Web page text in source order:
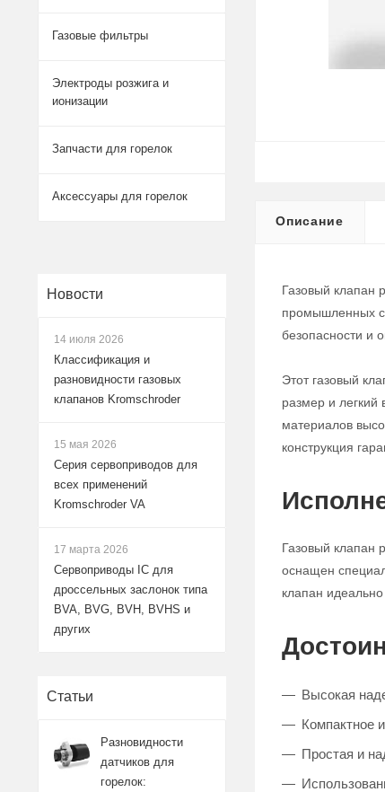
Описание
Газовый клапан
промышленных
безопасности и
Этот газовый
размер и
материалов
конструкция
Газовый клапан
оснащен
клапан
Высокая
Компактное
Простая и
Газовые фильтры
Электроды розжига и
ионизации
Запчасти для горелок
Аксессуары для горелок
Новости
14 июля 2026
Классификация и
разновидности газовых
клапанов Kromschroder
15 мая 2026
Серия сервоприводов для
всех применений
Kromschroder VA
17 марта 2026
Сервоприводы IC для
дроссельных заслонок типа
BVA, BVG, BVH, BVHS и
других
Статьи
Разновидности
датчиков для
горелок: